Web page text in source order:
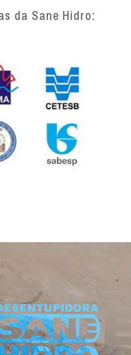
da Sane Hidro: